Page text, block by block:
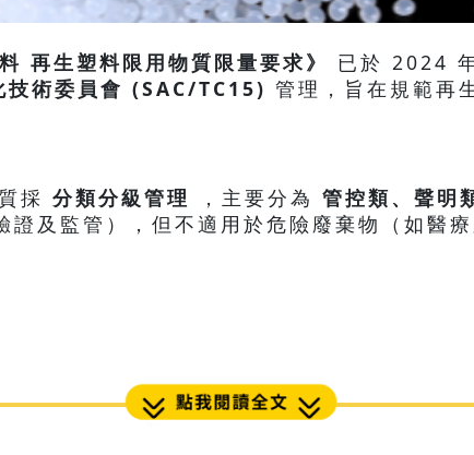
再生塑料限用物質限量要求》 已於 2024
技術委員會 (SAC/TC15) 管理，旨在規範再
採 分類分級管理 ，主要分為 管控類、聲明
證及監管），但不適用於危險廢棄物（如醫